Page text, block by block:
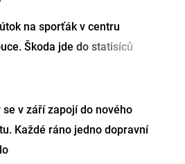
na sporťák v centru
Škoda jde do statisíců
se v září zapojí do nového
Každé ráno jedno dopravní